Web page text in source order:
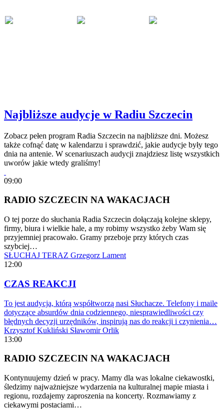
Najbliższe audycje w Radiu Szczecin
Zobacz pełen program Radia Szczecin na najbliższe dni. Możesz
także cofnąć datę w kalendarzu i sprawdzić, jakie audycje były tego
dnia na antenie. W scenariuszach audycji znajdziesz listę wszystkich
uworów jakie wtedy graliśmy!
09:00
RADIO SZCZECIN NA WAKACJACH
O tej porze do słuchania Radia Szczecin dołączają kolejne sklepy,
firmy, biura i wielkie hale, a my robimy wszystko żeby Wam się
przyjemniej pracowało. Gramy przeboje przy których czas
szybciej…
SŁUCHAJ TERAZ Grzegorz Lament
12:00
CZAS REAKCJI
To jest audycja, którą współtworzą nasi Słuchacze. Telefony i maile
dotyczące absurdów dnia codziennego, niesprawiedliwości czy
błędnych decyzji urzędników, inspirują nas do reakcji i czynienia…
Krzysztof Kukliński Sławomir Orlik
13:00
RADIO SZCZECIN NA WAKACJACH
Kontynuujemy dzień w pracy. Mamy dla was lokalne ciekawostki,
śledzimy najważniejsze wydarzenia na kulturalnej mapie miasta i
regionu, rozdajemy zaproszenia na koncerty. Rozmawiamy z
ciekawymi postaciami…